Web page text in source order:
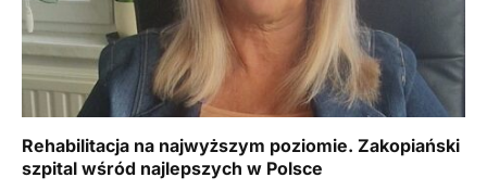
Rehabilitacja na najwyższym poziomie. Zakopiański
szpital wśród najlepszych w Polsce